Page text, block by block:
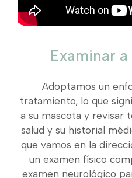
Examinar
Adoptamos un
tratamiento, lo que
a su mascota y revisar
salud y su historial
que vamos en la
un examen físico
examen neurológico